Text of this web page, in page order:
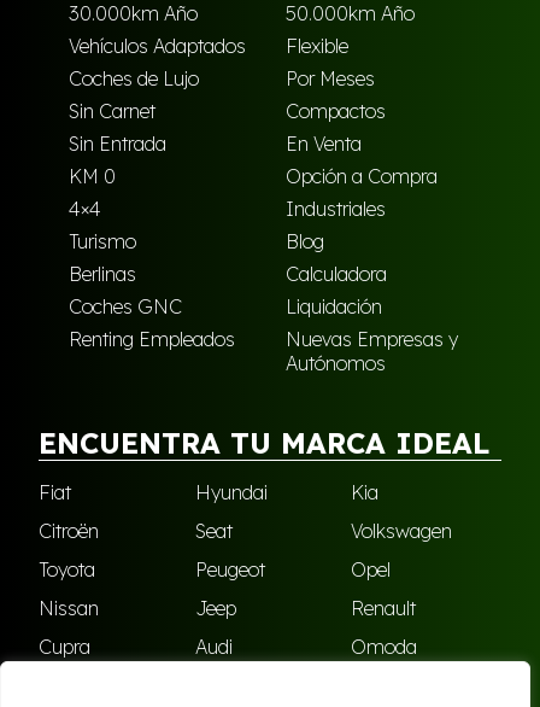
30.000km Año
50.000km Año
Vehículos Adaptados
Flexible
Coches de Lujo
Por Meses
Sin Carnet
Compactos
Sin Entrada
En Venta
KM 0
Opción a Compra
4×4
Industriales
Turismo
Blog
Berlinas
Calculadora
Coches GNC
Liquidación
Renting Empleados
Nuevas Empresas y
Autónomos
ENCUENTRA TU MARCA IDEAL
Fiat Hyundai
Kia
Citroën
Seat
Volkswagen
Toyota
Peugeot
Opel
Nissan
Jeep
Renault
Cupra
Audi
Omoda